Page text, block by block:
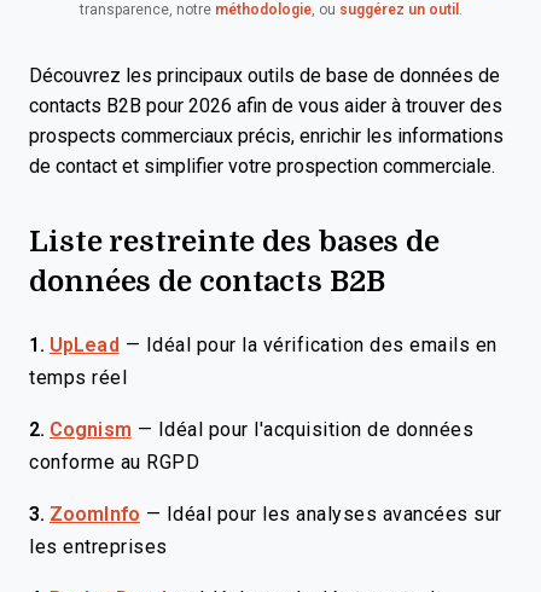
transparence, notre méthodologie, ou suggérez un outil .
Découvrez les principaux outils de base de données de
contacts B2B pour 2026 afin de vous aider à trouver des
prospects commerciaux précis, enrichir les informations
de contact et simplifier votre prospection commerciale.
Liste restreinte des bases de
données de contacts B2B
1. UpLead —
Idéal pour la vérification des emails en
temps réel
2. Cognism —
Idéal pour l'acquisition de données
conforme au RGPD
3. ZoomInfo —
Idéal pour les analyses avancées sur
les entreprises